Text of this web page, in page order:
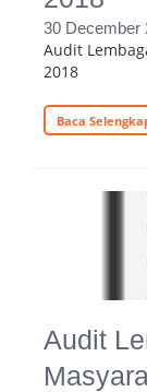
30 December
Audit
2018
Baca
Audit